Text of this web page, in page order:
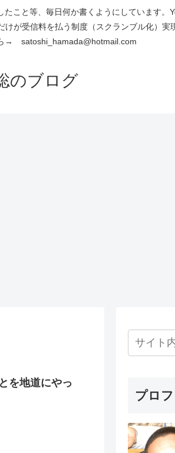
こと等、毎日何か書くようにしています。
が受信料を払う制度（スクランブル化）
ら→ satoshi_hamada@hotmail.com
のブログ
を地道にやっ
プロ